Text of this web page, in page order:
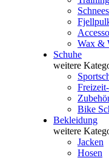
Wax &
Schuhe
weitere
Bike
Bekleidung
weitere
Jacken
Hosen